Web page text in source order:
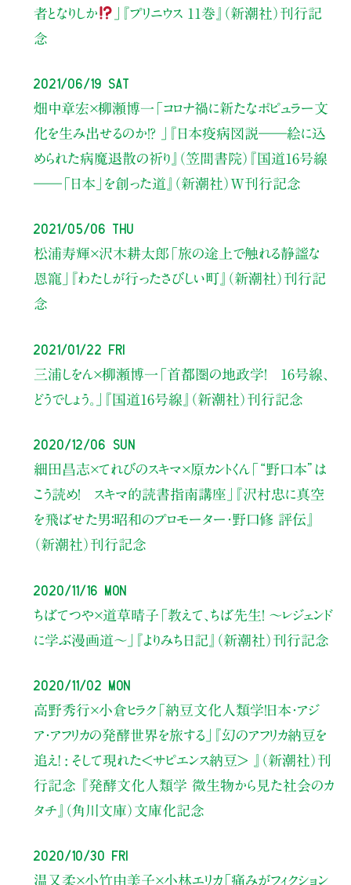
者となりしか
『プリニウス 11巻』（新潮社）刊行記
念
2021/06/19 Sat
畑中章宏×柳瀬博一 「コロナ禍に新たなポピュラー文
化を生み出せるのか！？ 」
『日本疫病図説――絵に込
められた病魔退散の祈り』（笠間書院） 『国道16号線
――「日本」を創った道』
（新潮社）Ｗ刊行記念
2021/05/06 Thu
松浦寿輝×沢木耕太郎 「旅の途上で触れる静謐な
恩寵」
『わたしが行ったさびしい町』（新潮社） 刊行記
念
2021/01/22 Fri
三浦しをん×柳瀬博一 「首都圏の地政学！ 16号線、
どうでしょう。」
『国道16号線』（新潮社）刊行記念
2020/12/06 Sun
細田昌志×てれびのスキマ×原カントくん「“野口本”は
こう読め！ スキマ的読書指南講座」
『沢村忠に真空
を飛ばせた男：昭和のプロモーター・野口修 評伝』
（新潮社）刊行記念
2020/11/16 Mon
ちばてつや×道草晴子 「教えて、ちば先生！ ～レジェンド
に学ぶ漫画道～」
『よりみち日記』（新潮社）刊行記念
2020/11/02 Mon
高野秀行×小倉ヒラク 「納豆文化人類学！日本・アジ
ア・アフリカの発酵世界を旅する」『幻のアフリカ納豆を
追え! : そして現れた<サピエンス納豆> 』（新潮社）刊
行記念 『発酵文化人類学 微生物から見た社会のカ
タチ』（角川文庫）文庫化記念
2020/10/30 Fri
温又柔×小竹由美子×小林エリカ「痛みがフィクション